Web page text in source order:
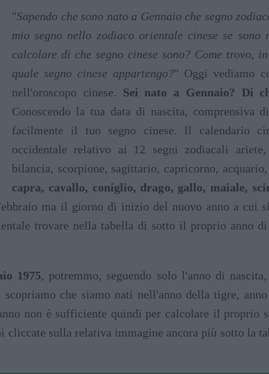
"Sapendo che sono nato a Gennaio che segno
mio segno nello zodiaco orientale cinese se sono
calcolare di che segno cinese sono? Come trovo,
quale segno cinese appartengo?" Oggi vediamo
nell'oroscopo cinese. Sei nato a Gennaio? Di
Conoscendo la tua data di nascita, comprensiva
facilmente il tuo segno cinese. Il calendario
occidentale relativo ai 12 segni zodiacali
bilancia, scorpione, sagittario, capricorno,
capra, cavallo, coniglio, drago, gallo, maiale,
ma il giorno di inizio del nuovo anno a cui
trovare nella tabella di sotto il proprio anno
1975, potremmo, seguendo solo l'anno di
che siamo nati nell'anno della tigre,
non è sufficiente quindi per calcolare il proprio
cliccate sulla relativa immagine ancora più sotto la